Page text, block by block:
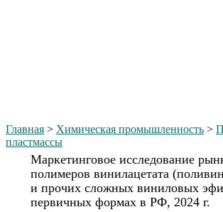
Главная > Химическая промышленность >
пластмассы
Маркетинговое исследование
полимеров винилацетата
и прочих сложных виниловых
первичных формах в РФ, 2024 г.